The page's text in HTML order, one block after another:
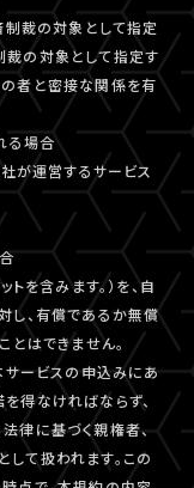
裁の対象として指定
の対象として指定す
者と密接な関係を有
る場合
が運営するサービス
を含みます。）を、自
し、有償であるか無償
とはできません。
サービスの申込みにあ
得なければならず、
律に基づく親権者、
て扱われます。この